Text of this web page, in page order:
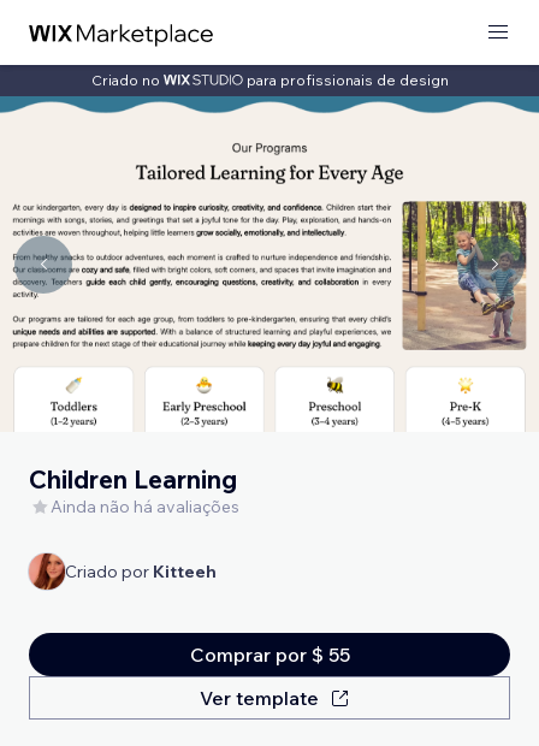
Criado no para profissionais de design
Children Learning
Ainda não há avaliações
Criado por Kitteeh
Comprar por $ 55
Ver template